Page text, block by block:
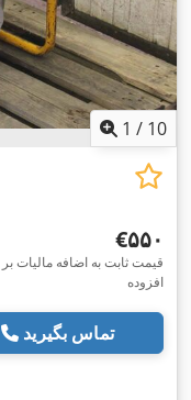
1 / 10
‎€۵۵۰
قیمت ثابت به اضافه مالیات
افزوده
تماس بگیرید